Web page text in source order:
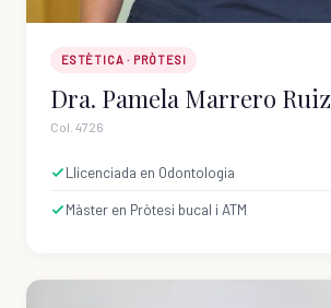
ESTÈTICA · PRÒTESI
Dra. Pamela Marrero Ruiz
Col. 4726
Llicenciada en Odontologia
Màster en Pròtesi bucal i ATM